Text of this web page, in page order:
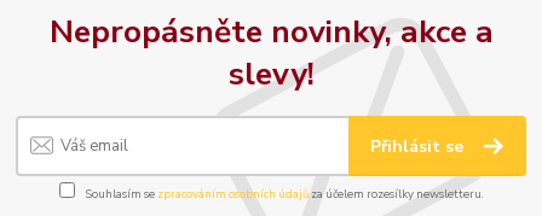
Nepropásněte novinky, akce a
slevy!
Přihlásit se
Souhlasím se zpracováním osobních údajůza účelem rozesílky newsletteru.